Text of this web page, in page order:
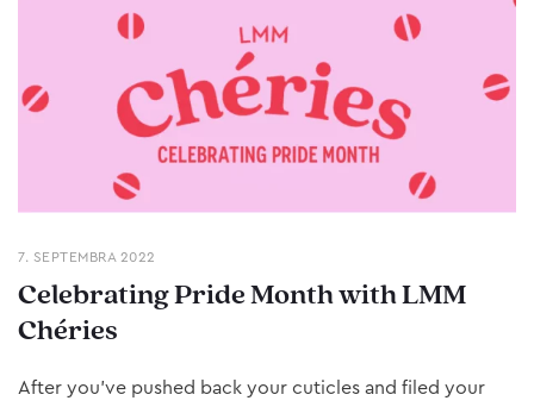
7. SEPTEMBRA 2022
Celebrating Pride Month with LMM
Chéries
After you’ve pushed back your cuticles and filed your